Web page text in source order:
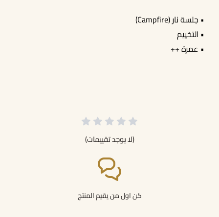
• جلسة نار (Campfire)
• التخييم
• عمرة ++
كن اول من يقيم المنتج
(لا يوجد تقييمات)